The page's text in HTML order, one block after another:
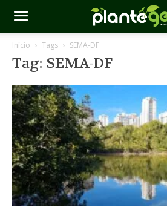
Início Tags SEMA-DF
Tag: SEMA-DF